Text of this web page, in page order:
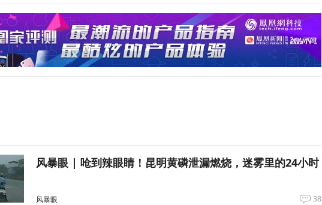
风暴眼 | 呛到辣眼睛！昆明黄磷泄漏燃烧，迷雾里的24小时
风暴眼 38